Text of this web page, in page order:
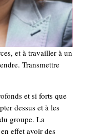
et à travailler à un
Transmettre
et si forts que
dessus et à les
groupe. La
effet avoir des